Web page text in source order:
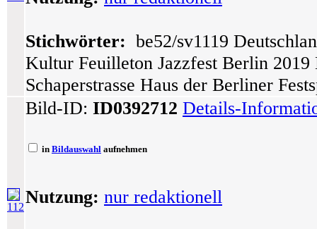
Stichwörter: be52/sv1119
Kultur Feuilleton Jazzfest Berlin
Schaperstrasse Haus der Berliner
112
Bild-ID: ID0392712 Details-
in Bildauswahl aufnehmen
Nutzung: nur redaktionell